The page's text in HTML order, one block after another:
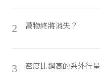
2 萬物終將消失？
3 密度比鋼高的系外行星